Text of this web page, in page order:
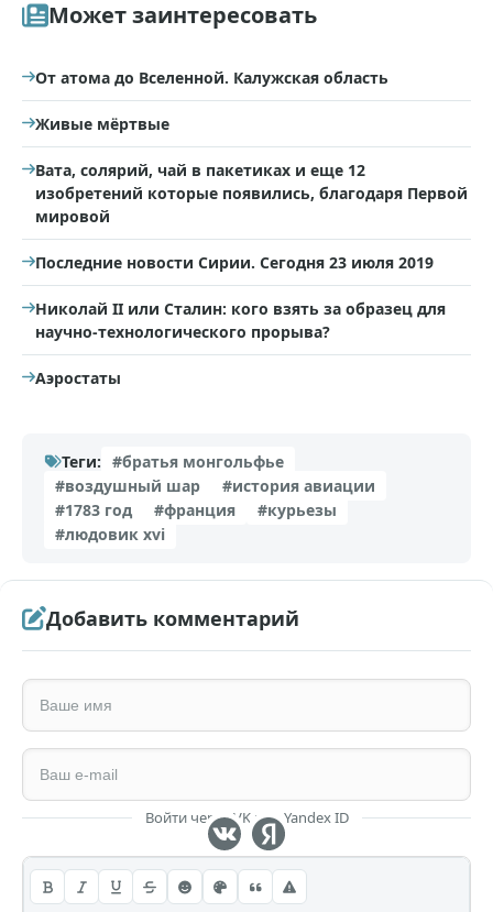
Может заинтересовать
От атома до Вселенной. Калужская область
Живые мёртвые
Вата, солярий, чай в пакетиках и еще 12
изобретений которые появились, благодаря Первой
мировой
Последние новости Сирии. Сегодня 23 июля 2019
Николай II или Сталин: кого взять за образец для
научно-технологического прорыва?
Аэростаты
Теги: #братья монгольфье
#воздушный шар
#история авиации
#1783 год
#франция
#курьезы
#людовик xvi
Добавить комментарий
Войти через VK или Yandex ID